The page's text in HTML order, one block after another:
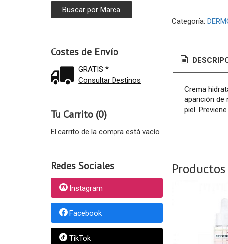
Costes de Envío
GRATIS *
Consultar Destinos
Tu Carrito (0)
El carrito de la compra está vacío
Redes Sociales
Instagram
Facebook
TikTok
Categoría:
Crema
aparición de
piel.